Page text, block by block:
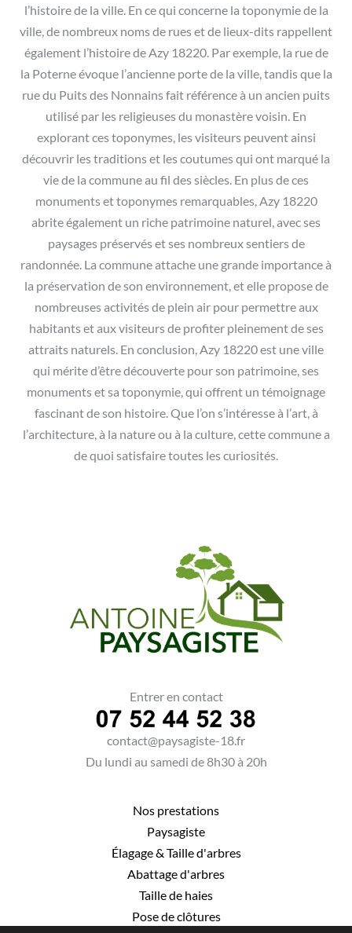
l’histoire de la ville. En ce qui concerne la toponymie de la
ville, de nombreux noms de rues et de lieux-dits rappellent
également l’histoire de Azy 18220. Par exemple, la rue de
la Poterne évoque l’ancienne porte de la ville, tandis que la
rue du Puits des Nonnains fait référence à un ancien puits
utilisé par les religieuses du monastère voisin. En
explorant ces toponymes, les visiteurs peuvent ainsi
découvrir les traditions et les coutumes qui ont marqué la
vie de la commune au fil des siècles. En plus de ces
monuments et toponymes remarquables, Azy 18220
abrite également un riche patrimoine naturel, avec ses
paysages préservés et ses nombreux sentiers de
randonnée. La commune attache une grande importance à
la préservation de son environnement, et elle propose de
nombreuses activités de plein air pour permettre aux
habitants et aux visiteurs de profiter pleinement de ses
attraits naturels. En conclusion, Azy 18220 est une ville
qui mérite d’être découverte pour son patrimoine, ses
monuments et sa toponymie, qui offrent un témoignage
fascinant de son histoire. Que l’on s’intéresse à l’art, à
l’architecture, à la nature ou à la culture, cette commune a
de quoi satisfaire toutes les curiosités.
Entrer en contact
contact@paysagiste-18.fr
Du lundi au samedi de 8h30 à 20h
Nos prestations
Paysagiste
Élagage& Taille d'arbres
Abattage d'arbres
Taille de haies
Pose de clôtures